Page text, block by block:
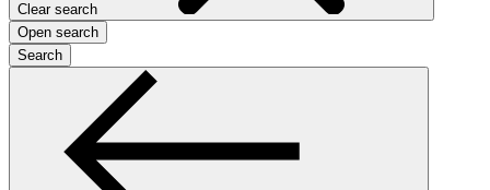
Clear search
Open search
Search